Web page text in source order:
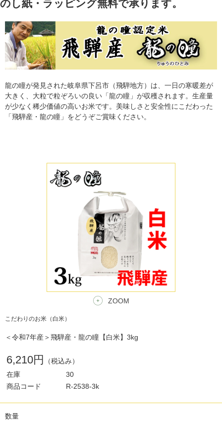
のし紙・ラッピング無料で承ります。
龍の瞳が発見された岐阜県下呂市（飛騨地方）は、一日の寒暖差が
大きく、大粒で粒ぞろいの良い「龍の瞳」が収穫されます。生産量
が少なく稀少価値の高いお米です。美味しさと安全性にこだわった
「飛騨産・龍の瞳」をどうぞご賞味ください。
ZOOM
こだわりのお米（白米）
＜令和7年産＞飛騨産・龍の瞳【白米】3kg
6,210円
（税込み）
在庫
30
商品コード
R-2538-3k
数量